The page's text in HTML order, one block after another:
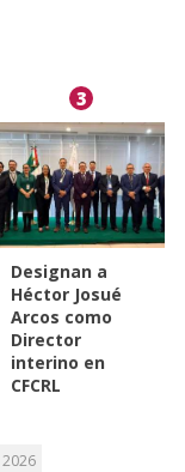
3
Designan a
Héctor Josué
Arcos como
Director
interino en
CFCRL
2026